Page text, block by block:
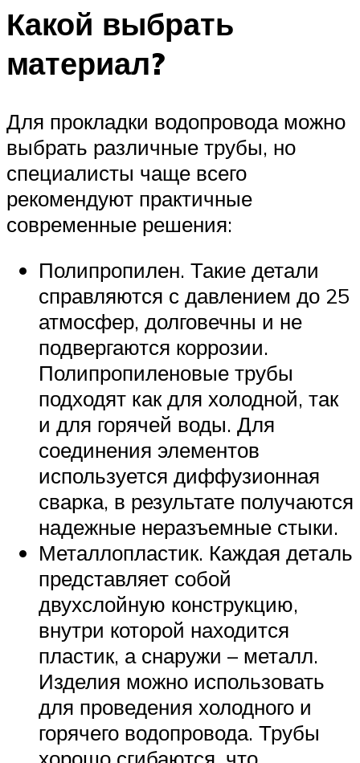
Какой выбрать
материал?
Для прокладки водопровода можно
выбрать различные трубы, но
специалисты чаще всего
рекомендуют практичные
современные решения:
Полипропилен. Такие детали
справляются с давлением до 25
атмосфер, долговечны и не
подвергаются коррозии.
Полипропиленовые трубы
подходят как для холодной, так
и для горячей воды. Для
соединения элементов
используется диффузионная
сварка, в результате получаются
надежные неразъемные стыки.
Металлопластик. Каждая деталь
представляет собой
двухслойную конструкцию,
внутри которой находится
пластик, а снаружи – металл.
Изделия можно использовать
для проведения холодного и
горячего водопровода. Трубы